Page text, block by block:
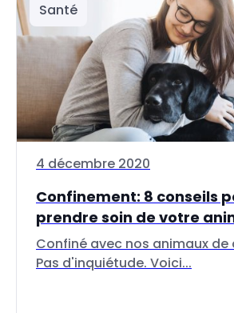
Santé
4 décembre 2020
Confinement: 8 conseils
prendre soin de votre
Confiné avec nos animaux de
Pas d'inquiétude. Voici...